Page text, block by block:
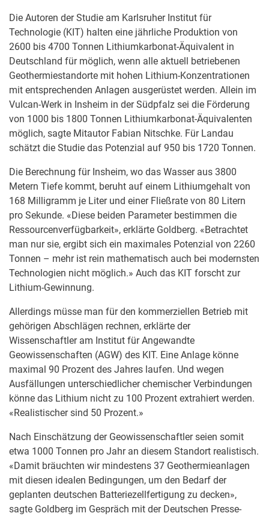
Die Autoren der Studie am Karlsruher Institut für
Technologie (KIT) halten eine jährliche Produktion von
2600 bis 4700 Tonnen Lithiumkarbonat-Äquivalent in
Deutschland für möglich, wenn alle aktuell betriebenen
Geothermiestandorte mit hohen Lithium-Konzentrationen
mit entsprechenden Anlagen ausgerüstet werden. Allein im
Vulcan-Werk in Insheim in der Südpfalz sei die Förderung
von 1000 bis 1800 Tonnen Lithiumkarbonat-Äquivalenten
möglich, sagte Mitautor Fabian Nitschke. Für Landau
schätzt die Studie das Potenzial auf 950 bis 1720 Tonnen.
Die Berechnung für Insheim, wo das Wasser aus 3800
Metern Tiefe kommt, beruht auf einem Lithiumgehalt von
168 Milligramm je Liter und einer Fließrate von 80 Litern
pro Sekunde. «Diese beiden Parameter bestimmen die
Ressourcenverfügbarkeit», erklärte Goldberg. «Betrachtet
man nur sie, ergibt sich ein maximales Potenzial von 2260
Tonnen – mehr ist rein mathematisch auch bei modernsten
Technologien nicht möglich.» Auch das KIT forscht zur
Lithium-Gewinnung.
Allerdings müsse man für den kommerziellen Betrieb mit
gehörigen Abschlägen rechnen, erklärte der
Wissenschaftler am Institut für Angewandte
Geowissenschaften (AGW) des KIT. Eine Anlage könne
maximal 90 Prozent des Jahres laufen. Und wegen
Ausfällungen unterschiedlicher chemischer Verbindungen
könne das Lithium nicht zu 100 Prozent extrahiert werden.
«Realistischer sind 50 Prozent.»
Nach Einschätzung der Geowissenschaftler seien somit
etwa 1000 Tonnen pro Jahr an diesem Standort realistisch.
«Damit bräuchten wir mindestens 37 Geothermieanlagen
mit diesen idealen Bedingungen, um den Bedarf der
geplanten deutschen Batteriezellfertigung zu decken»,
sagte Goldberg im Gespräch mit der Deutschen Presse-